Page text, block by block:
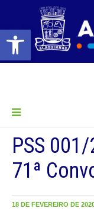
Barra de Ferramentas Aberta
PSS
71ª
18 DE FEVEREIRO DE